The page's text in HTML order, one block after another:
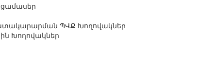
ՊՎՔ Խողովակներ
Խողովակներ